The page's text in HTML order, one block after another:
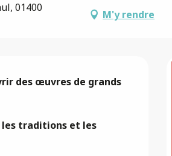
01400
M'y rendre
des œuvres de grands
traditions et les